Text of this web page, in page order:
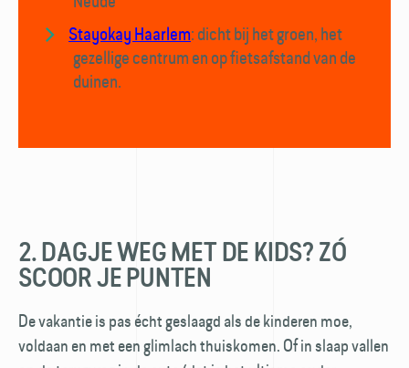
Stayokay Haarlem: dicht bij het groen, het
gezellige centrum en op fietsafstand van de
duinen.
2. DAGJE WEG MET DE KIDS? ZÓ
SCOOR JE PUNTEN
De vakantie is pas écht geslaagd als de kinderen moe,
voldaan en met een glimlach thuiskomen. Of in slaap vallen